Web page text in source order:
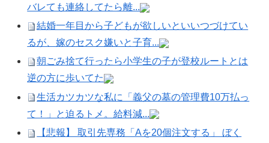
バレても連絡してたら離...
結婚一年目から子どもが欲しいといいつづけてい
るが、嫁のセスク嫌いと子育...
朝ごみ捨て行ったら小学生の子が登校ルートとは
逆の方に歩いてた
生活カツカツな私に「義父の墓の管理費10万払っ
て！」と迫るトメ。給料減...
【悲報】 取引先専務「Aを20個注文する」 ぼく